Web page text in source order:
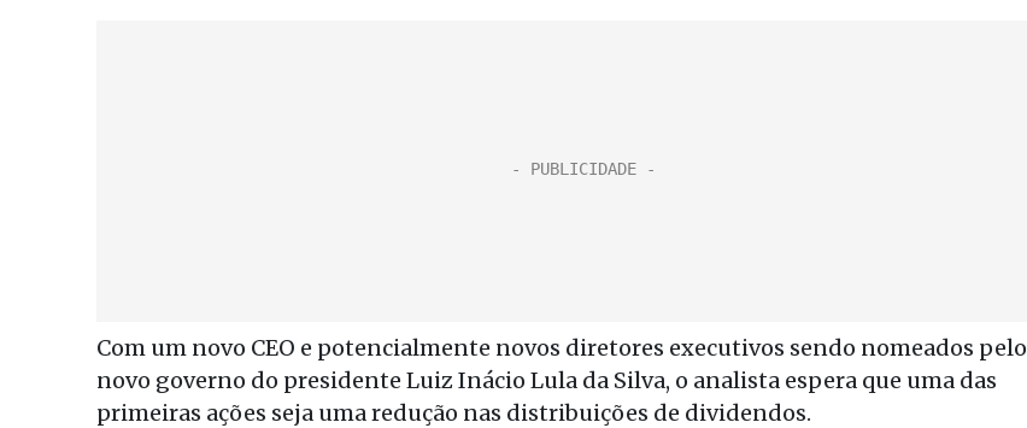
Com um novo CEO e potencialmente novos diretores executivos sendo nomeados pelo
novo governo do presidente Luiz Inácio Lula da Silva, o analista espera que uma das
primeiras ações seja uma redução nas distribuições de dividendos.